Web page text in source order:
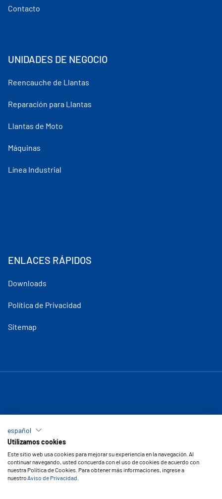
Contacto
UNIDADES DE NEGOCIO
Reencauche de Llantas
Reparación para Llantas
Llantas de Moto
Máquinas
Línea Industrial
ENLACES RÁPIDOS
Downloads
Política de Privacidad
Sitemap
Copyright © 2026 Vipal Cauchos
español
Utilizamos cookies
Este sitio web usa cookies para mejorar su experiencia en la navegación. Al
continuar navegando, usted concuerda con el uso de cookies de acuerdo con
nuestra Política de Cookies. Para obtener más informaciones, ingrese a
nuestroAviso de Privacidad